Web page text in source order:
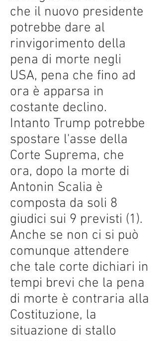
che il nuovo presidente
potrebbe dare al
rinvigorimento della
pena di morte negli
USA, pena che fino ad
ora è apparsa in
costante declino.
Intanto Trump potrebbe
spostare l'asse della
Corte Suprema, che
ora, dopo la morte di
Antonin Scalia è
composta da soli 8
giudici sui 9 previsti (1).
Anche se non ci si può
comunque attendere
che tale corte dichiari in
tempi brevi che la pena
di morte è contraria alla
Costituzione, la
situazione di stallo